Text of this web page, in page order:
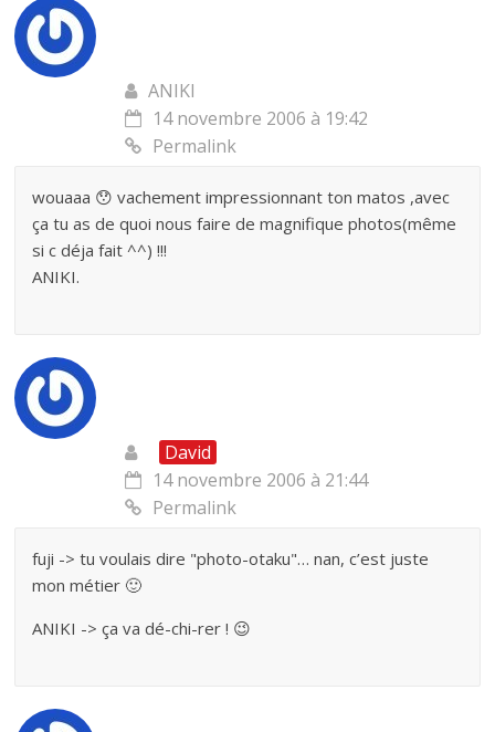
ANIKI
14 novembre 2006 à 19:42
Permalink
wouaaa 😯 vachement impressionnant ton matos ,avec
ça tu as de quoi nous faire de magnifique photos(même
si c déja fait ^^) !!!
ANIKI.
David
14 novembre 2006 à 21:44
Permalink
fuji -> tu voulais dire "photo-otaku"… nan, c’est juste
mon métier 🙂
ANIKI -> ça va dé-chi-rer ! 😉